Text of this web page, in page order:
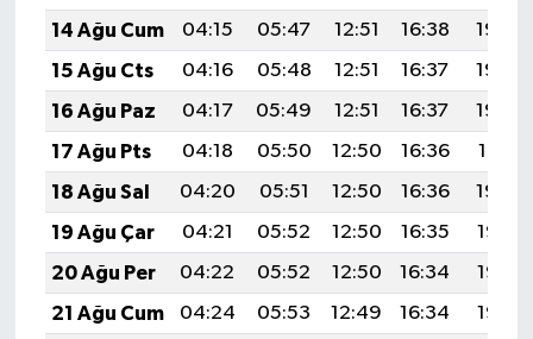
14 Ağu Cum
04:15 05:47 12:51 16:38
19:45
15 Ağu Cts
04:16 05:48 12:51 16:37
19:44
16 Ağu Paz
04:17 05:49 12:51 16:37
19:42
17 Ağu Pts
04:18 05:50 12:50 16:36
19:41
18 Ağu Sal
04:20 05:51 12:50 16:36
19:40
19 Ağu Çar
04:21 05:52 12:50 16:35
19:38
20 Ağu Per
04:22 05:52 12:50 16:34
19:37
21 Ağu Cum
04:24 05:53 12:49 16:34
19:36